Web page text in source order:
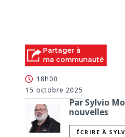
Partager à
ma communauté
18h00
15 octobre 2025
Par Sylvio
nouvelles
ÉCRIRE À